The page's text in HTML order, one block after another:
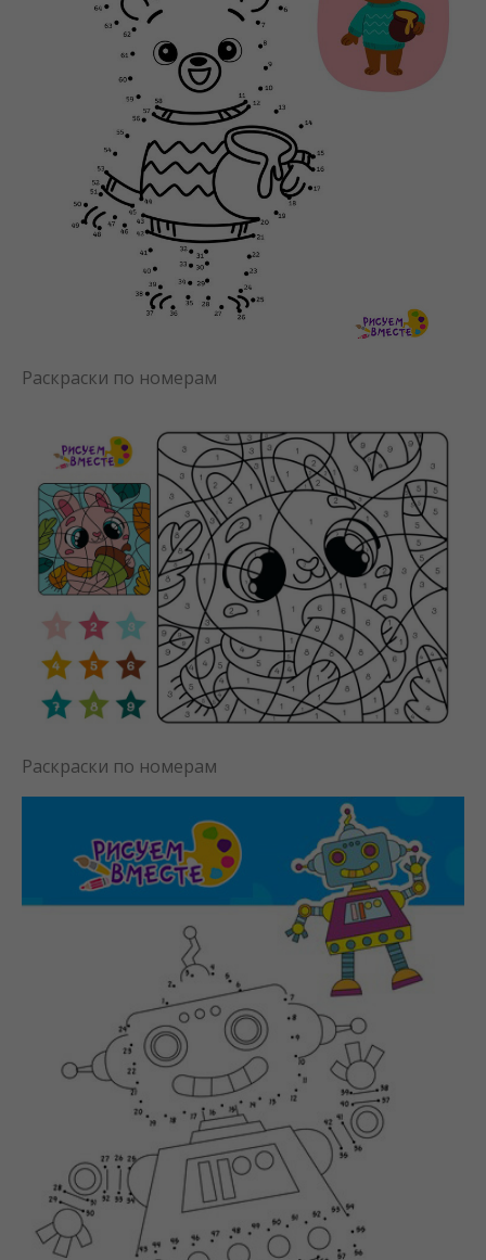
Раскраски по номерам
Раскраски по номерам